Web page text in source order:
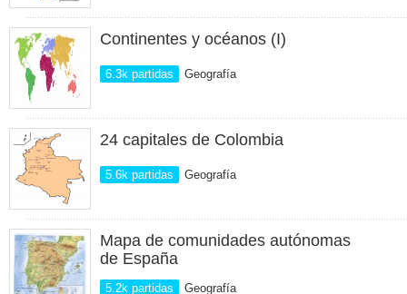
Continentes y océanos (I)
6.3k partidas Geografía
24 capitales de Colombia
5.6k partidas Geografía
Mapa de comunidades autónomas
de España
5.2k partidas Geografía